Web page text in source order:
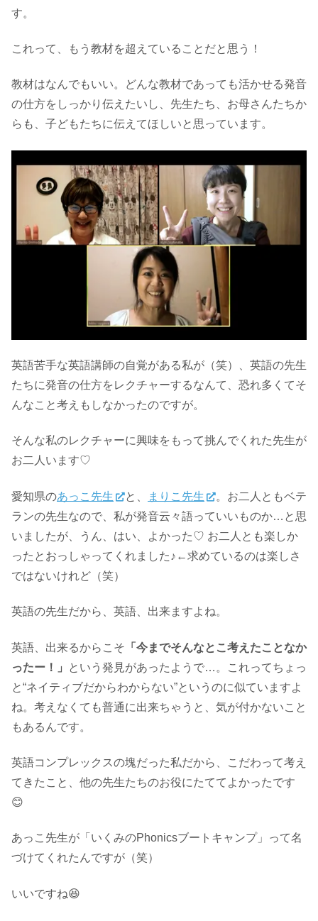
す。
これって、もう教材を超えていることだと思う！
教材はなんでもいい。どんな教材であっても活かせる発音
の仕方をしっかり伝えたいし、先生たち、お母さんたちか
らも、子どもたちに伝えてほしいと思っています。
英語苦手な英語講師の自覚がある私が（笑）、英語の先生
たちに発音の仕方をレクチャーするなんて、恐れ多くてそ
んなこと考えもしなかったのですが。
そんな私のレクチャーに興味をもって挑んでくれた先生が
お二人います♡
愛知県のあっこ先生 と、 まりこ先生
。お二人ともベテ
ランの先生なので、私が発音云々語っていいものか…と思
いましたが、うん、はい、よかった♡ お二人とも楽しか
ったとおっしゃってくれました♪←求めているのは楽しさ
ではないけれど（笑）
英語の先生だから、英語、出来ますよね。
英語、出来るからこそ 「今までそんなとこ考えたことなか
ったー！」
という発見があったようで…。これってちょっ
と“ネイティブだからわからない”というのに似ていますよ
ね。考えなくても普通に出来ちゃうと、気が付かないこと
もあるんです。
英語コンプレックスの塊だった私だから、こだわって考え
てきたこと、他の先生たちのお役にたててよかったです
😊
あっこ先生が「いくみのPhonicsブートキャンプ」って名
づけてくれたんですが（笑）
いいですね😆